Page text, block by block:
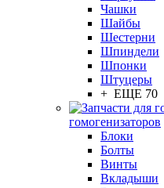
Чашки
Шайбы
Шестерни
Шпиндели
Шпонки
Штуцеры
+ ЕЩЕ 70
гомогенизаторов
Блоки
Болты
Винты
Вкладыши